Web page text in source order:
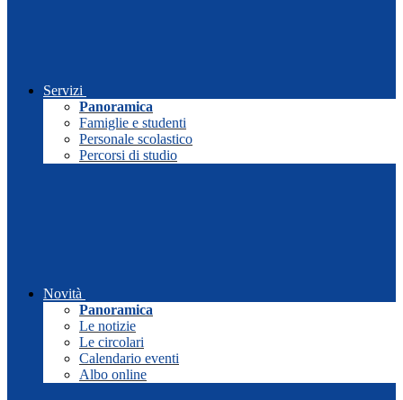
Servizi
Panoramica
Famiglie e studenti
Personale scolastico
Percorsi di studio
Novità
Panoramica
Le notizie
Le circolari
Calendario eventi
Albo online